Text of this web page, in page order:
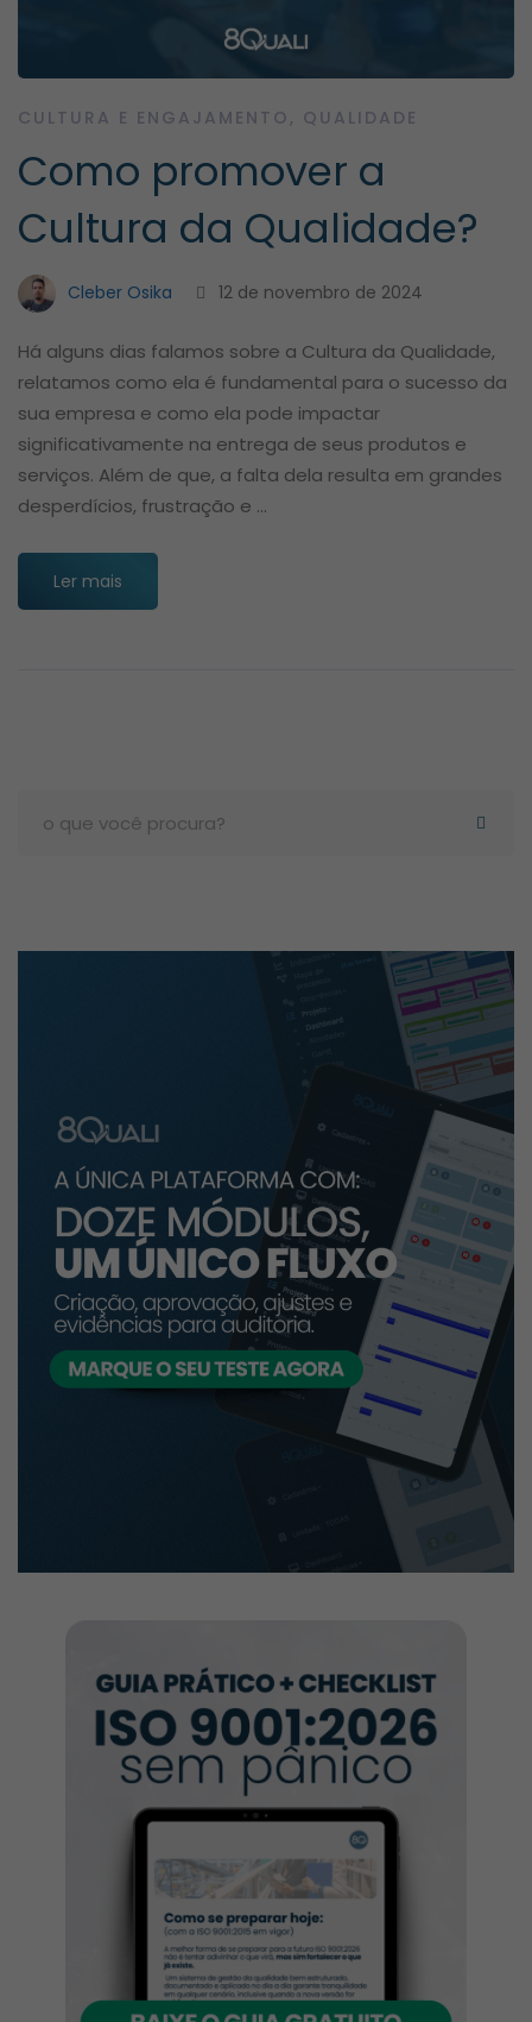
CULTURA E ENGAJAMENTO , QUALIDADE
Como promover a
Cultura da Qualidade?
Cleber Osika 12 de novembro de 2024
Há alguns dias falamos sobre a Cultura da Qualidade,
relatamos como ela é fundamental para o sucesso da
sua empresa e como ela pode impactar
significativamente na entrega de seus produtos e
serviços. Além de que, a falta dela resulta em grandes
desperdícios, frustração e …
Ler mais
for: